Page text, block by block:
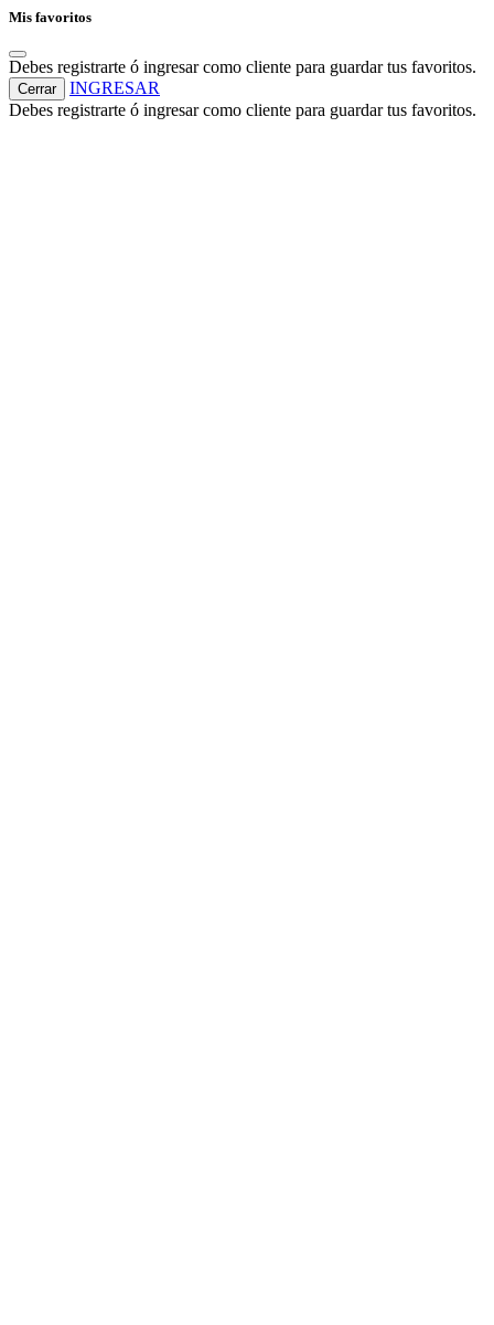
Mis favoritos
Debes registrarte ó ingresar como cliente para guardar tus favoritos.
Cerrar
INGRESAR
Debes registrarte ó ingresar como cliente para guardar tus favoritos.